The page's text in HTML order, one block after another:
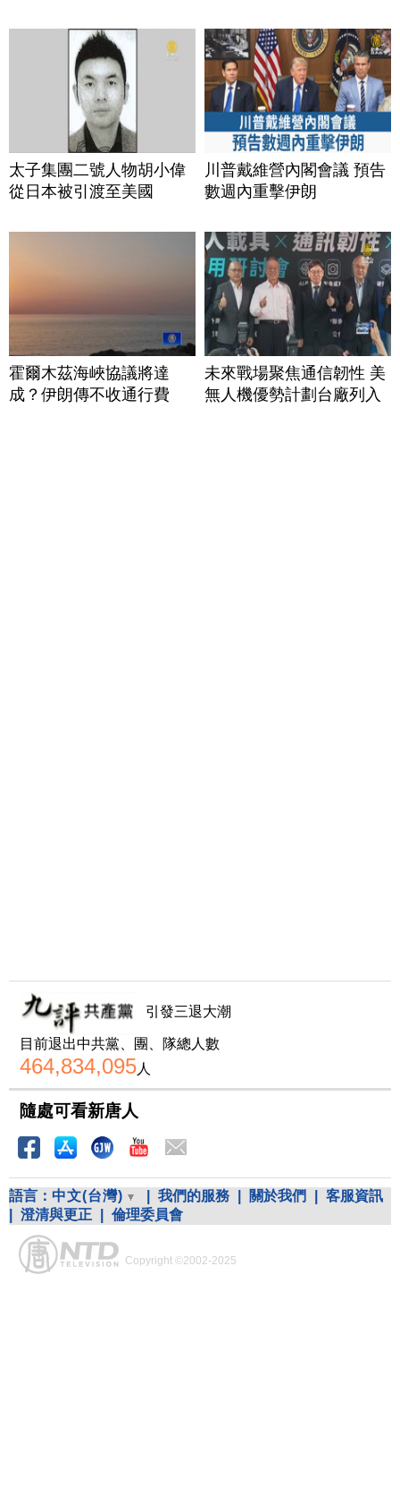
太子集團二號人物胡小偉
從日本被引渡至美國
川普戴維營內閣會議 預告
數週內重擊伊朗
霍爾木茲海峽協議將達
成？伊朗傳不收通行費
未來戰場聚焦通信韌性 美
無人機優勢計劃台廠列入
引發三退大潮
目前退出中共黨、團、隊總人數
464,834,095人
隨處可看新唐人
語言： 中文(台灣) 我們的服務 關於我們
客服資訊
澄清與更正 倫理委員會
Copyright ©2002-2025